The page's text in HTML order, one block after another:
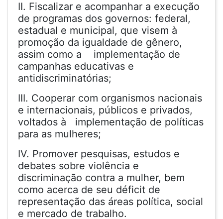
II. Fiscalizar e acompanhar a execução
de programas dos governos: federal,
estadual e municipal, que visem à
promoção da igualdade de gênero,
assim como a implementação de
campanhas educativas e
antidiscriminatórias;
III. Cooperar com organismos nacionais
e internacionais, públicos e privados,
voltados à implementação de políticas
para as mulheres;
IV. Promover pesquisas, estudos e
debates sobre violência e
discriminação contra a mulher, bem
como acerca de seu déficit de
representação das áreas política, social
e mercado de trabalho.